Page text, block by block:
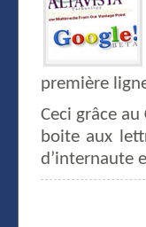
première
Ceci grâce au
boite aux
d’internaute